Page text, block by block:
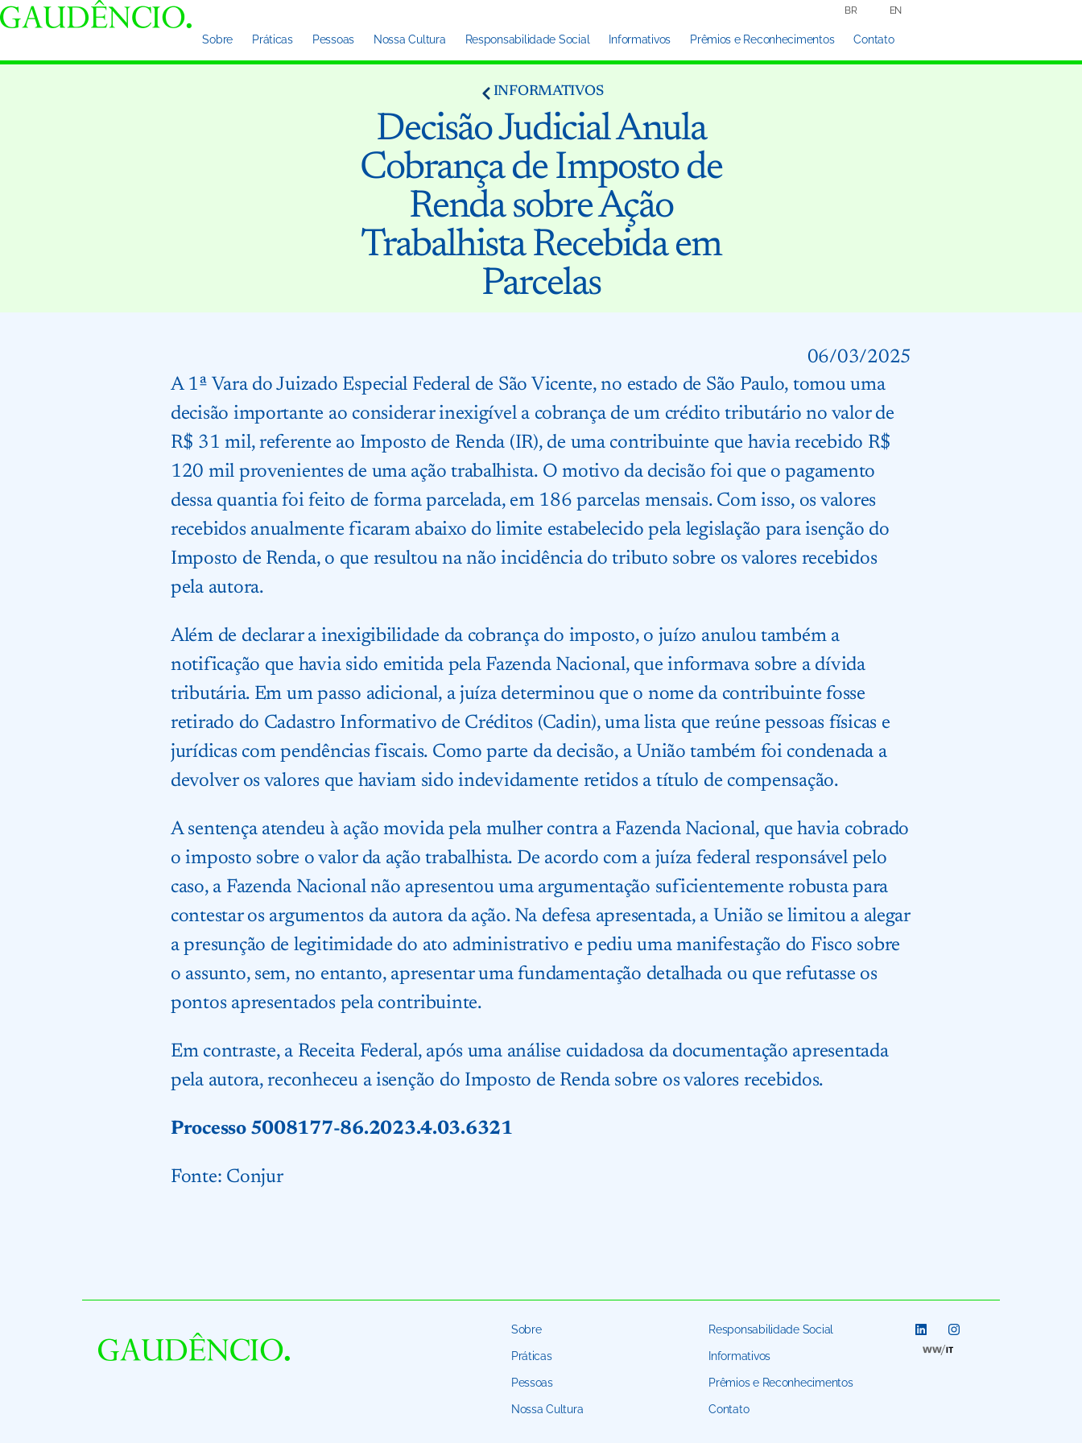
BR EN
Sobre Práticas Pessoas Nossa Cultura Responsabilidade Social Informativos Prêmios e Reconhecimentos Contato
INFORMATIVOS
Decisão Judicial Anula
Cobrança de Imposto de
Renda sobre Ação
Trabalhista Recebida em
Parcelas
06/03/2025
A 1ª Vara do Juizado Especial Federal de São Vicente, no estado de São Paulo, tomou uma
decisão importante ao considerar inexigível a cobrança de um crédito tributário no valor de
R$ 31 mil, referente ao Imposto de Renda (IR), de uma contribuinte que havia recebido R$
120 mil provenientes de uma ação trabalhista. O motivo da decisão foi que o pagamento
dessa quantia foi feito de forma parcelada, em 186 parcelas mensais. Com isso, os valores
recebidos anualmente ficaram abaixo do limite estabelecido pela legislação para isenção do
Imposto de Renda, o que resultou na não incidência do tributo sobre os valores recebidos
pela autora.
Além de declarar a inexigibilidade da cobrança do imposto, o juízo anulou também a
notificação que havia sido emitida pela Fazenda Nacional, que informava sobre a dívida
tributária. Em um passo adicional, a juíza determinou que o nome da contribuinte fosse
retirado do Cadastro Informativo de Créditos (Cadin), uma lista que reúne pessoas físicas e
jurídicas com pendências fiscais. Como parte da decisão, a União também foi condenada a
devolver os valores que haviam sido indevidamente retidos a título de compensação.
A sentença atendeu à ação movida pela mulher contra a Fazenda Nacional, que havia cobrado
o imposto sobre o valor da ação trabalhista. De acordo com a juíza federal responsável pelo
caso, a Fazenda Nacional não apresentou uma argumentação suficientemente robusta para
contestar os argumentos da autora da ação. Na defesa apresentada, a União se limitou a alegar
a presunção de legitimidade do ato administrativo e pediu uma manifestação do Fisco sobre
o assunto, sem, no entanto, apresentar uma fundamentação detalhada ou que refutasse os
pontos apresentados pela contribuinte.
Em contraste, a Receita Federal, após uma análise cuidadosa da documentação apresentada
pela autora, reconheceu a isenção do Imposto de Renda sobre os valores recebidos.
Processo 5008177-86.2023.4.03.6321
Fonte: Conjur
Sobre
Práticas
Pessoas
Nossa Cultura
Responsabilidade Social
Informativos
Prêmios e Reconhecimentos
Contato